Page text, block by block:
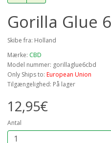
Gorilla Glue
Skibe fra: Holland
Mærke: CBD
Model nummer: gorillaglue6cbd
Only Ships to: European Union
Tilgængelighed: På lager
12,95€
Antal